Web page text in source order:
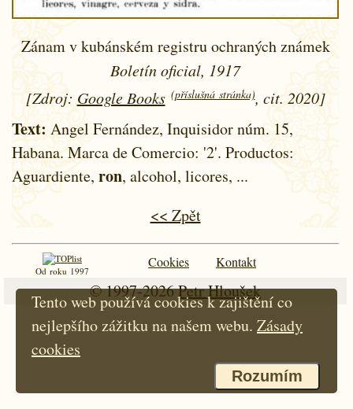
Zánam v kubánském registru ochraných známek
Boletín oficial, 1917
[Zdroj: Google Books (příslušná stránka), cit. 2020]
Text: Angel Fernández, Inquisidor núm. 15,
Habana. Marca de Comercio: '2'. Productos:
Aguardiente, ron, alcohol, licores, ...
<< Zpět
Od roku 1997
Cookies Kontakt
© 1997-2026Petr Hloušek
Tento web používá cookies k zajištění co
nejlepšího zážitku na našem webu. Zásady
cookies
Rozumím